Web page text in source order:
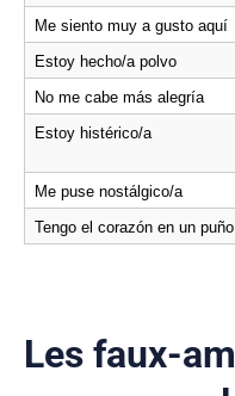
Me siento muy a gusto aquí
Estoy hecho/a polvo
No me cabe más alegría
Estoy histérico/a
Me puse nostálgico/a
Tengo el corazón en un puño
Les faux-